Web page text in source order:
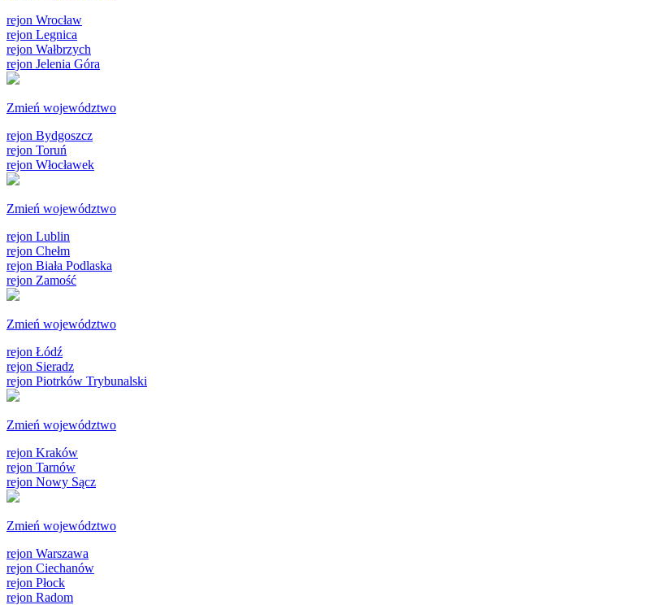
rejon Wrocław
rejon Legnica
rejon Wałbrzych
rejon Jelenia Góra
Zmień województwo
rejon Bydgoszcz
rejon Toruń
rejon Włocławek
Zmień województwo
rejon Lublin
rejon Chełm
rejon Biała Podlaska
rejon Zamość
Zmień województwo
rejon Łódź
rejon Sieradz
rejon Piotrków Trybunalski
Zmień województwo
rejon Kraków
rejon Tarnów
rejon Nowy Sącz
Zmień województwo
rejon Warszawa
rejon Ciechanów
rejon Płock
rejon Radom